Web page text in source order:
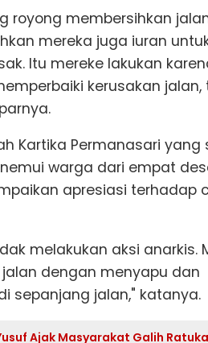
royong membersihkan
mereka juga iuran
Itu mereke lakukan
kerusakan
Kartika Permanasari yang
warga dari empat
apresiasi terhadap
melakukan aksi anarkis.
dengan menyapu dan
sepanjang jalan," katanya.
Ajak Masyarakat Galih